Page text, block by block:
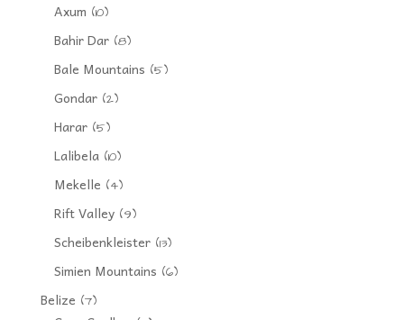
Axum (10)
Bahir Dar(8)
Bale Mountains (5)
Gondar(2)
Harar(5)
Lalibela(10)
Mekelle (4)
Rift Valley(9)
Scheibenkleister(13)
Simien Mountains (6)
Belize (7)